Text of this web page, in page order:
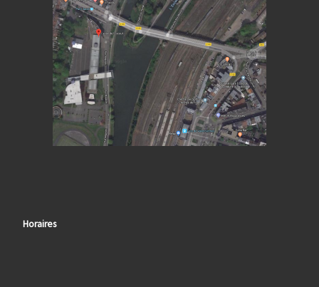
Horaires